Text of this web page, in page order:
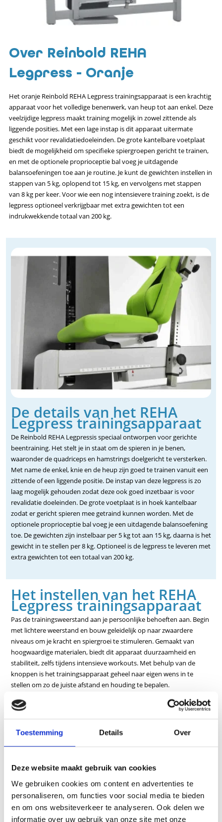
Toestemming Details Over
Deze website maakt gebruik van cookies
We gebruiken cookies om content en advertenties te
personaliseren, om functies voor social media te bieden
en om ons websiteverkeer te analyseren. Ook delen we
informatie over uw gebruik van onze site met onze
Over Reinbold REHA
Legpress - Oranje
Het oranje Reinbold REHA Legpress trainingsapparaat is een krachtig
apparaat voor het volledige benenwerk, van heup tot aan enkel. Deze
veelzijdige legpress maakt training mogelijk in zowel zittende als
liggende posities. Met een lage instap is dit apparaat uitermate
geschikt voor revalidatiedoeleinden. De grote kantelbare voetplaat
biedt de mogelijkheid om specifieke spiergroepen gericht te trainen,
en met de optionele proprioceptie bal voeg je uitdagende
balansoefeningen toe aan je routine. Je kunt de gewichten instellen in
stappen van 5 kg, oplopend tot 15 kg, en vervolgens met stappen
van 8 kg per keer. Voor wie een nog intensievere training zoekt, is de
legpress optioneel verkrijgbaar met extra gewichten tot een
indrukwekkende totaal van 200 kg.
De details van het REHA
Legpress trainingsapparaat
De Reinbold REHA Legpressis speciaal ontworpen voor gerichte
beentraining. Het stelt je in staat om de spieren in je benen,
waaronder de quadriceps en hamstrings doelgericht te versterken.
Met name de enkel, knie en de heup zijn goed te trainen vanuit een
zittende of een liggende positie. De instap van deze legpress is zo
laag mogelijk gehouden zodat deze ook goed inzetbaar is voor
revalidatie doeleinden. De grote voetplaat is in hoek kantelbaar
zodat er gericht spieren mee getraind kunnen worden. Met de
optionele proprioceptie bal voeg je een uitdagende balansoefening
toe. De gewichten zijn instelbaar per 5 kg tot aan 15 kg, daarna is het
gewicht in te stellen per 8 kg. Optioneel is de legpress te leveren met
extra gewichten tot een totaal van 200 kg.
Het instellen van het REHA
Legpress trainingsapparaat
Pas de trainingsweerstand aan je persoonlijke behoeften aan. Begin
met lichtere weerstand en bouw geleidelijk op naar zwaardere
niveaus om je kracht en spiergroei te stimuleren. Gemaakt van
hoogwaardige materialen, biedt dit apparaat duurzaamheid en
stabiliteit, zelfs tijdens intensieve workouts. Met behulp van de
knoppen is het trainingsapparaat geheel naar eigen wens in te
stellen om zo de juiste afstand en houding te bepalen.
Kenmerken
Inclusief bewegingsbegrenzers en lendenkussen, evenals
Speciale geluidsreducerende elementen tussen de gewichten
Eenvoudige instelling van de startpositie
Pneumatische veerondersteunde rugleuningverstelling vanuit
zit
Tot bijna liggende en in hoek verstelbare voetsteun